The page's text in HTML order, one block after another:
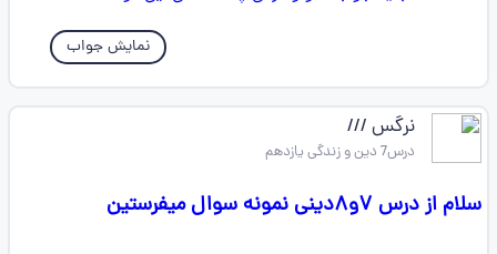
نمایش جواب
نرگس ///
درس7 دین و زندگی یازدهم
سلام از درس ۷و۸دینی نمونه سوال میفرستین